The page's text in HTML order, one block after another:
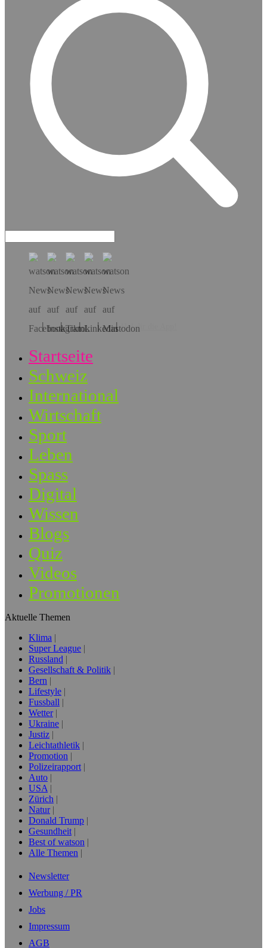
Hol dir die App!
Startseite
Schweiz
International
Wirtschaft
Sport
Leben
Spass
Digital
Wissen
Blogs
Quiz
Videos
Promotionen
Aktuelle Themen
Klima
Super League
Russland
Gesellschaft & Politik
Bern
Lifestyle
Fussball
Wetter
Ukraine
Justiz
Leichtathletik
Promotion
Polizeirapport
Auto
USA
Zürich
Natur
Donald Trump
Gesundheit
Best of watson
Alle Themen
Newsletter
Werbung / PR
Jobs
Impressum
AGB